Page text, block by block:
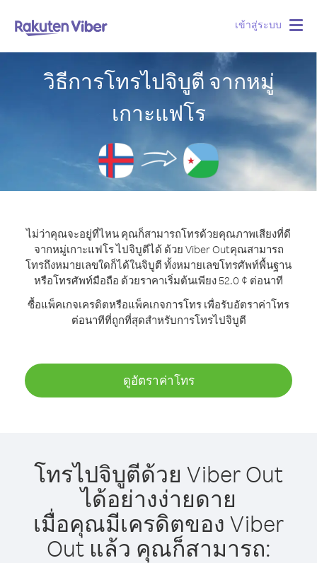
เข้าสู่ระบบ
วิธีการโทรไปจิบูตี จากหมู่
เกาะแฟโร
ไม่ว่าคุณจะอยู่ที่ไหน คุณก็สามารถโทรด้วยคุณภาพเสียงที่ดี
จากหมู่เกาะแฟโร ไปจิบูตีได้ ด้วย Viber Outคุณสามารถ
โทรถึงหมายเลขใดก็ได้ในจิบูตี ทั้งหมายเลขโทรศัพท์พื้นฐาน
หรือโทรศัพท์มือถือ ด้วยราคาเริ่มต้นเพียง 52.0 ¢ ต่อนาที
ซื้อแพ็คเกจเครดิตหรือแพ็คเกจการโทร เพื่อรับอัตราค่าโทร
ต่อนาทีที่ถูกที่สุดสำหรับการโทรไปจิบูตี
ดูอัตราค่าโทร
โทรไปจิบูตีด้วย Viber Out
ได้อย่างง่ายดาย
เมื่อคุณมีเครดิตของ Viber
Out แล้ว คุณก็สามารถ: